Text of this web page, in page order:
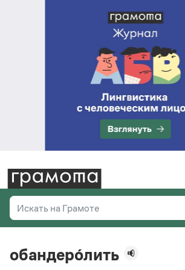
Искать на Грамоте
Справочная служба
обандеро́лить